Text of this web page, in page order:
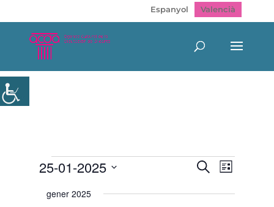
Espanyol Valencià
Esdeveniments
Navegació
visual
i
Cerca
de
Llista
25-01-2025
una
gener 2025